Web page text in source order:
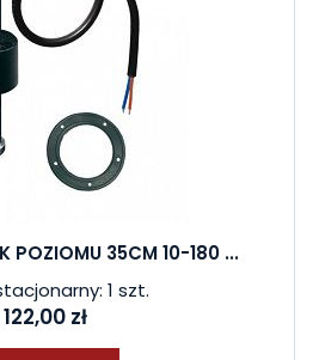
POZIOMU 35CM 10-180 ...
1 szt.
122,00 zł